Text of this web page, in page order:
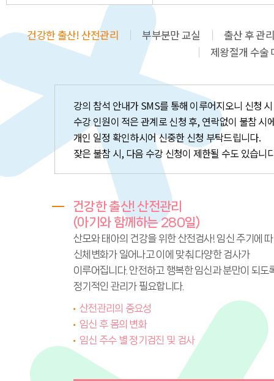
건강한 출산! 산전관리 부부분만 교실
출산 후 관
제왕절개 수술
강의 참석 안내가 SMS를 통해 이루어지오니 신청
수강 인원이 적은 관계로 신청 후, 연락없이 불참 시
개인 일정 확인하시어 신중한 신청 부탁드립니다.
잦은 불참 시, 다음 수강 신청이 제한될 수도 있습니
건강한 출산! 산전관리
(아기와 함께하는 280일)
산모와 태아의 건강을 위한 산전검사! 임신 주기에
신체변화가 일어나고 이에 맞춰 다양한 검사가
이루어집니다. 안전하고 행복한 임신과 분만이 되도
정기적인 관리가 필요합니다.
산전관리의 중요성
임신 후 몸의 변화
임신 주수 별 정기검진 및 검사